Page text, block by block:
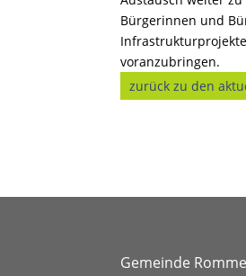
Bürgerinnen und
voranzubringen.
zurück zu den
Gemeinde